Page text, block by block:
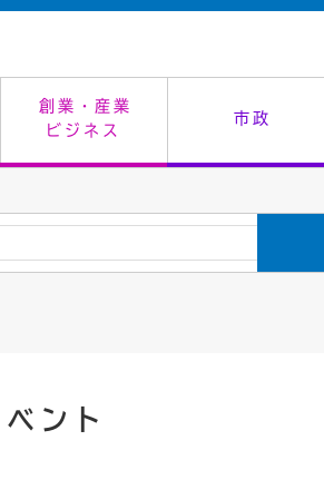
創業・産業
ビジネス
市政
生活排水
市民安全
教育委員会
入学式・卒業式
救急・夜間診療
感染症
施設予約（まつぼっくり）
はたちの集い
指定管理者制度
公共事業の技術監理
議会
オープンデータ
ント